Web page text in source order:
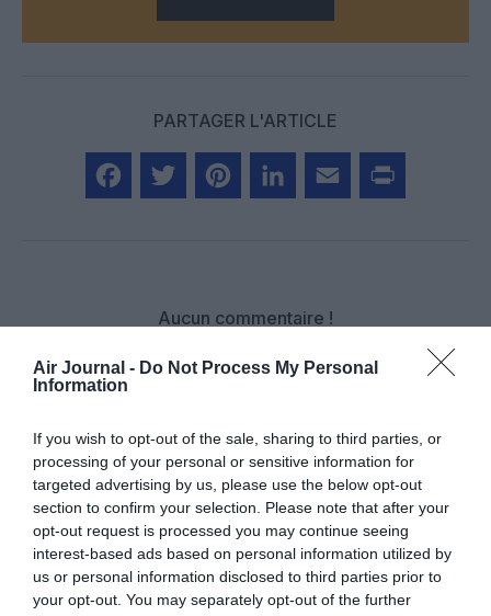
Air Journal - Do Not Process My Personal
Information
If you wish to opt-out of the sale, sharing to third parties, or
processing of your personal or sensitive information for
targeted advertising by us, please use the below opt-out
section to confirm your selection. Please note that after your
opt-out request is processed you may continue seeing
interest-based ads based on personal information utilized by
us or personal information disclosed to third parties prior to
your opt-out. You may separately opt-out of the further
PARTAGER L'ARTICLE
Aucun commentaire !
LAISSER UN COMMENTAIRE
FAIRE UN DON
Appel aux lecteurs !
Soutenez Air Journal participezà son
développement !